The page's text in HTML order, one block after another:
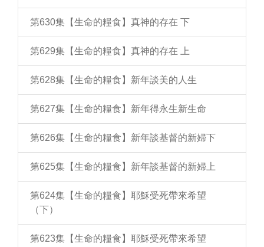
第630集【生命的糧食】真神的存在 下
第629集【生命的糧食】真神的存在 上
第628集【生命的糧食】新年談美的人生
第627集【生命的糧食】新年得永生新生命
第626集【生命的糧食】新年談基督的新婦下
第625集【生命的糧食】新年談基督的新婦上
第624集【生命的糧食】耶穌受死帶來希望
（下）
第623集【生命的糧食】耶穌受死帶來希望